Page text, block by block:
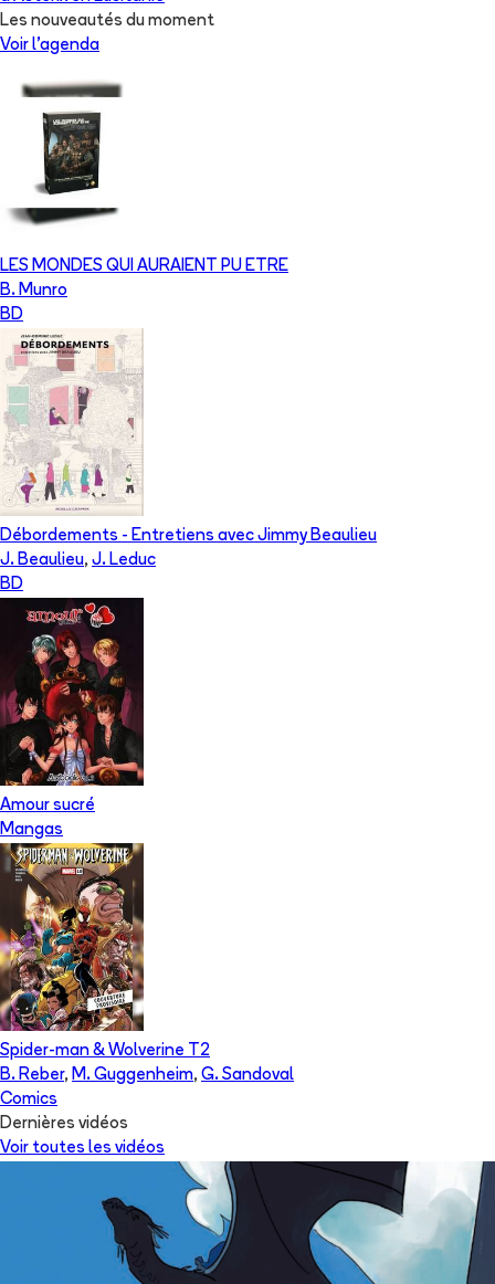
Les nouveautés du moment
Voir l'agenda
LES MONDES QUI AURAIENT PU ETRE
B. Munro
BD
Débordements - Entretiens avec Jimmy Beaulieu
J. Beaulieu, J. Leduc
BD
Amour sucré
Mangas
Spider-man & Wolverine
2
B. Reber, M. Guggenheim, G. Sandoval
Comics
Dernières vidéos
Voir toutes les vidéos